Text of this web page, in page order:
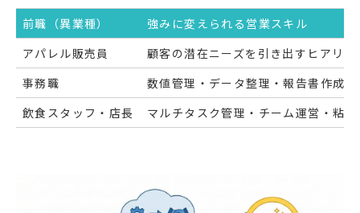
前職（異業種）
強みに変えられる営業スキル
アパレル販売員
顧客の潜在ニーズを引き出すヒアリ
事務職
数値管理・データ整理・報告書作成
飲食スタッフ・店長
マルチタスク管理・チーム運営・粘